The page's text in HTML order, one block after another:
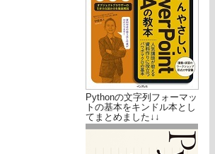
Pythonの文字列フォーマッ
トの基本をキンドル本とし
てまとめました↓↓